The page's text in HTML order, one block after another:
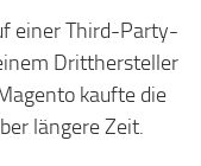
einer Third-Party-
Dritthersteller
kaufte die
längere Zeit.